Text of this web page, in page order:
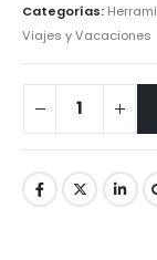
Categorías:
Viajes y Vacaciones